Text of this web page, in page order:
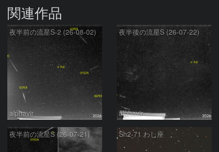
関連作品
夜半前の流星S-2 (26-08-02)
alphavir
夜半後の流星S (26-07-22)
alphavir
夜半前の流星S (26-07-21) Sh2-71 わし座